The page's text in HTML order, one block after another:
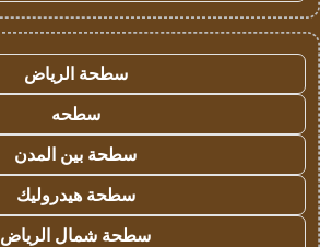
سطحة الرياض
سطحه
سطحة بين المدن
سطحة هيدروليك
سطحة شمال الرياض